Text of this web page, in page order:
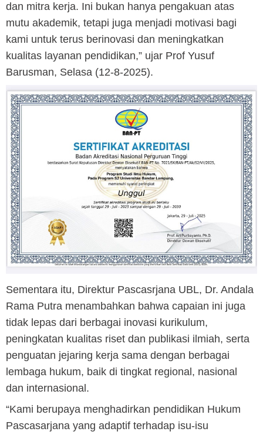
dan mitra kerja. Ini bukan hanya pengakuan atas
mutu akademik, tetapi juga menjadi motivasi bagi
kami untuk terus berinovasi dan meningkatkan
kualitas layanan pendidikan,” ujar Prof Yusuf
Barusman, Selasa (12-8-2025).
Sementara itu, Direktur Pascasrjana UBL, Dr. Andala
Rama Putra menambahkan bahwa capaian ini juga
tidak lepas dari berbagai inovasi kurikulum,
peningkatan kualitas riset dan publikasi ilmiah, serta
penguatan jejaring kerja sama dengan berbagai
lembaga hukum, baik di tingkat regional, nasional
dan internasional.
“Kami berupaya menghadirkan pendidikan Hukum
Pascasarjana yang adaptif terhadap isu-isu